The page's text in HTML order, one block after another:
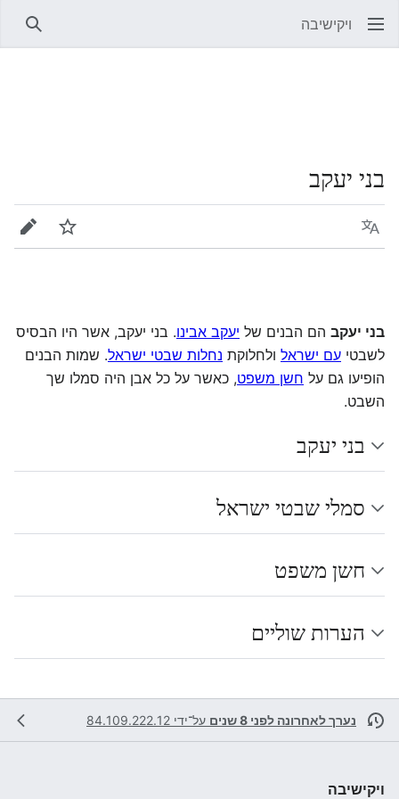
ויקישיבה
בני יעקב
שפה מעקב
בני יעקב הם הבנים של יעקב אבינו. בני יעקב, אשר היו הבסיס
לשבטי עם ישראל ולחלוקת נחלות שבטי ישראל. שמות הבנים
הופיעו גם על חשן משפט, כאשר על כל אבן היה סמלו שך
השבט.
בני יעקב
סמלי שבטי ישראל
חשן משפט
הערות שוליים
נערך לאחרונה לפני 8 שנים על־ידי 84.109.222.12
ויקישיבה